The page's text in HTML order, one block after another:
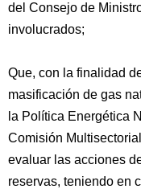
del Consejo de
involucrados;
Que, con la finalidad
masificación de gas
la Política Energética
Comisión
evaluar las acciones
reservas, teniendo en